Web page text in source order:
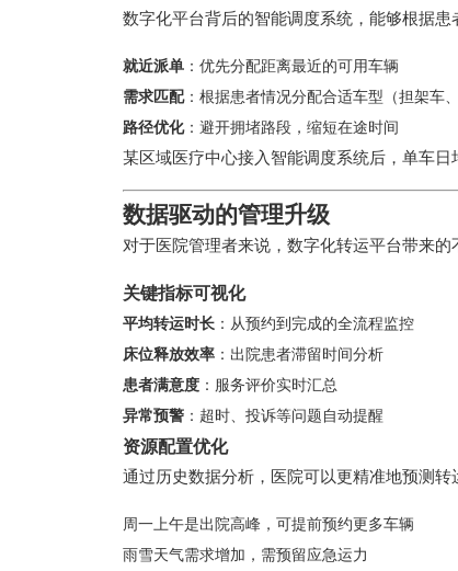
数字化平台背后的智能调度系统，能够根据
就近派单 ：优先分配距离最近的可用车辆
需求匹配：根据患者情况分配合适车型（担架车
路径优化：避开拥堵路段，缩短在途时间
某区域医疗中心接入智能调度系统后，单车日
数据驱动的管理升级
对于医院管理者来说，数字化转运平台带来
关键指标可视化
平均转运时长 ：从预约到完成的全流程监控
床位释放效率 ：出院患者滞留时间分析
患者满意度 ：服务评价实时汇总
异常预警 ：超时、投诉等问题自动提醒
资源配置优化
通过历史数据分析，医院可以更精准地预测转
周一上午是出院高峰，可提前预约更多车辆
雨雪天气需求增加，需预留应急运力